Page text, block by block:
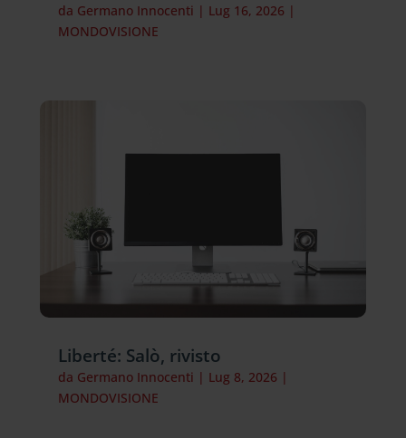
da Germano Innocenti | Lug 16, 2026 |
MONDOVISIONE
Liberté: Salò, rivisto
da Germano Innocenti | Lug 8, 2026 |
MONDOVISIONE